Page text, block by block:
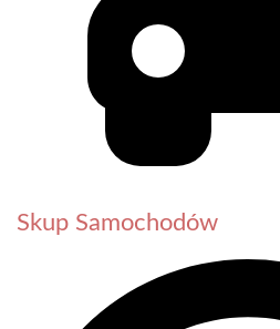
Skup Samochodów